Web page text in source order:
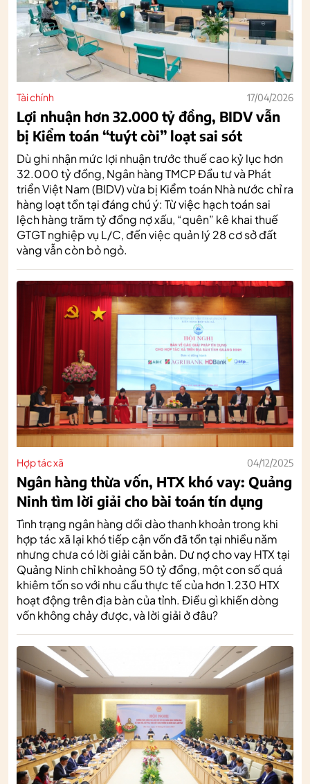
Tài chính 17/04/2026
Lợi nhuận hơn 32.000 tỷ đồng, BIDV vẫn
bị Kiểm toán “tuýt còi” loạt sai sót
Dù ghi nhận mức lợi nhuận trước thuế cao kỷ lục hơn
32.000 tỷ đồng, Ngân hàng TMCP Đầu tư và Phát
triển Việt Nam (BIDV) vừa bị Kiểm toán Nhà nước chỉ ra
hàng loạt tồn tại đáng chú ý: Từ việc hạch toán sai
lệch hàng trăm tỷ đồng nợ xấu, “quên” kê khai thuế
GTGT nghiệp vụ L/C, đến việc quản lý 28 cơ sở đất
vàng vẫn còn bỏ ngỏ.
Hợp tác xã 04/12/2025
Ngân hàng thừa vốn, HTX khó vay: Quảng
Ninh tìm lời giải cho bài toán tín dụng
Tình trạng ngân hàng dồi dào thanh khoản trong khi
hợp tác xã lại khó tiếp cận vốn đã tồn tại nhiều năm
nhưng chưa có lời giải căn bản. Dư nợ cho vay HTX tại
Quảng Ninh chỉ khoảng 50 tỷ đồng, một con số quá
khiêm tốn so với nhu cầu thực tế của hơn 1.230 HTX
hoạt động trên địa bàn của tỉnh. Điều gì khiến dòng
vốn không chảy được, và lời giải ở đâu?